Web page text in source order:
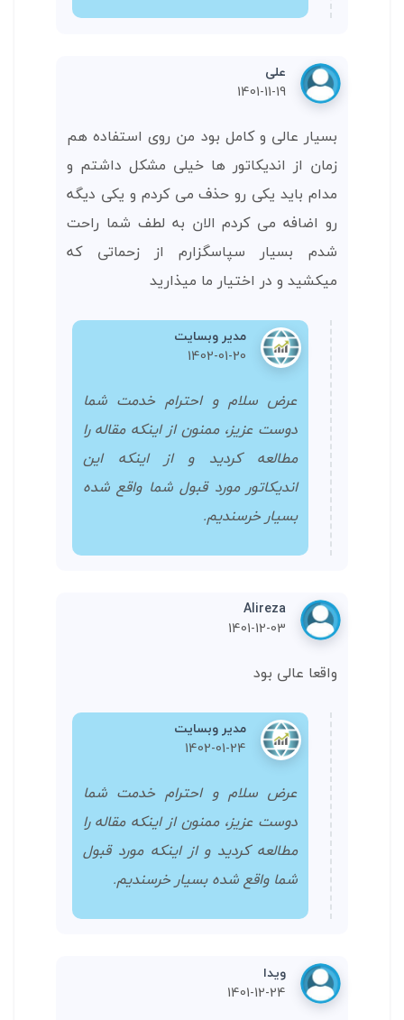
علی
1401-11-19
بسیار عالی و کامل بود من روی استفاده هم
زمان از اندیکاتور ها خیلی مشکل داشتم و
مدام باید یکی رو حذف می کردم و یکی دیگه
رو اضافه می کردم الان به لطف شما راحت
شدم بسیار سپاسگزارم از زحماتی که
میکشید و در اختیار ما میذارید
مدیر وبسایت
1402-01-20
عرض سلام و احترام خدمت شما
دوست عزیز، ممنون از اینکه مقاله را
مطالعه کردید و از اینکه این
اندیکاتور مورد قبول شما واقع شده
بسیار خرسندیم.
Alireza
1401-12-03
واقعا عالی بود
مدیر وبسایت
1402-01-24
عرض سلام و احترام خدمت شما
دوست عزیز، ممنون از اینکه مقاله را
مطالعه کردید و از اینکه مورد قبول
شما واقع شده بسیار خرسندیم.
ویدا
1401-12-24